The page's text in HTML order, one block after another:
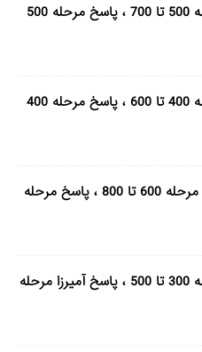
جواب آمیرزا مرحله 500 تا 700 ، پاسخ مرحله 500
جواب آمیرزا مرحله 400 تا 600 ، پاسخ مرحله 400
جواب بازی آمیرزا مرحله 600 تا 800 ، پاسخ مرحله
جواب آمیرزا مرحله 300 تا 500 ، پاسخ آمیرزا مرحله